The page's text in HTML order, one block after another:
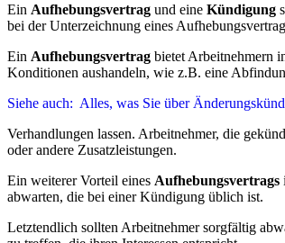
Ein Aufhebungsvertrag und eine Kündigung
bei der Unterzeichnung eines
Ein Aufhebungsvertrag bietet Arbeitnehmern
Konditionen aushandeln, wie z.B. eine
Siehe auch: Alles, was Sie über
Verhandlungen lassen. Arbeitnehmer, die
oder andere Zusatzleistungen.
Ein weiterer Vorteil eines Aufhebungsvertrags
abwarten, die bei einer Kündigung üblich ist.
Letztendlich sollten Arbeitnehmer sorgfältig